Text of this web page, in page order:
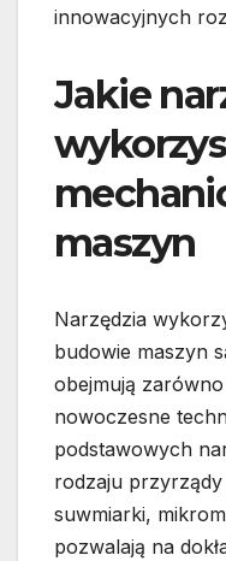
innowacyjnych
Jakie
maszyn
Narzędzia
budowie maszyn
obejmują
nowoczesne
podstawowych
rodzaju
suwmiarki,
pozwalają na